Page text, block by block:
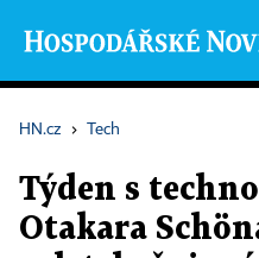
HN.cz › Tech
Týden s
Otakara